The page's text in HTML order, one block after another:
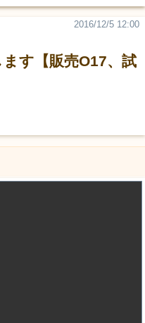
す【販売O17、試
2016/12/5 12:00